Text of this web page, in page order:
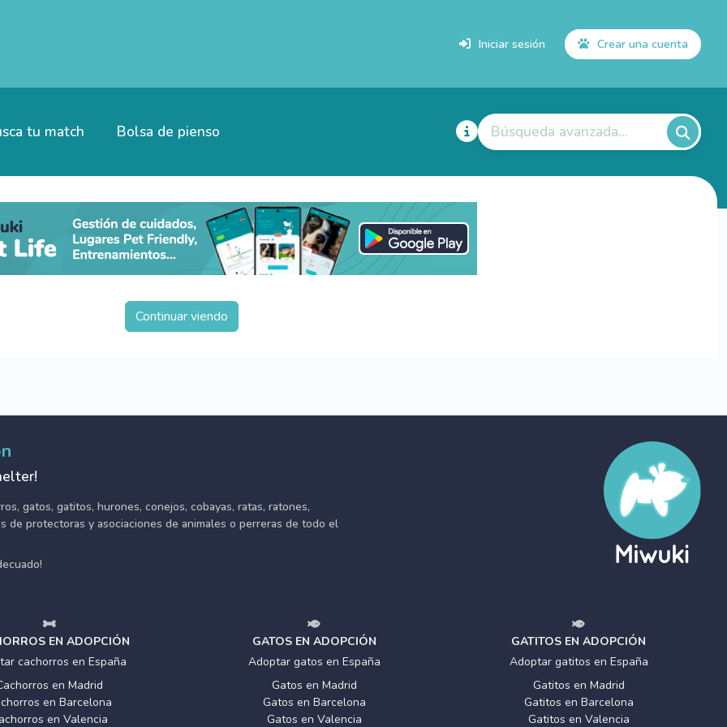
Iniciar sesión Crear una cuenta
tu match Bolsa de pienso Búsqueda avanzada...
Continuar viendo
gatos, gatitos, hurones, conejos, cobayas, ratas, ratones,
de protectoras y asociaciones de animales o perreras de todo el
EN ADOPCIÓN
cachorros en España
en Madrid
en Barcelona
en Valencia
GATOS EN ADOPCIÓN
Adoptar gatos en España
Gatos en Madrid
Gatos en Barcelona
Gatos en Valencia
GATITOS EN ADOPCIÓN
Adoptar gatitos en España
Gatitos en Madrid
Gatitos en Barcelona
Gatitos en Valencia